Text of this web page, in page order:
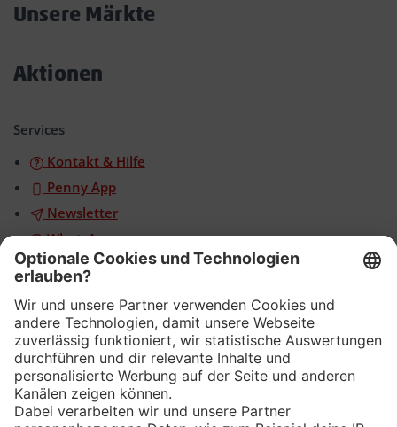
Unsere Märkte
Aktionen
Services
Kontakt & Hilfe
Penny App
Newsletter
WhatsApp
App